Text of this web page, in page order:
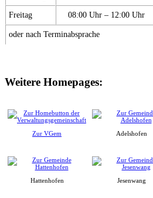
Freitag 08:00 Uhr – 12:00 Uhr
oder nach Terminabsprache
Weitere Homepages:
Zur VGem Adelshofen
Hattenhofen Jesenwang